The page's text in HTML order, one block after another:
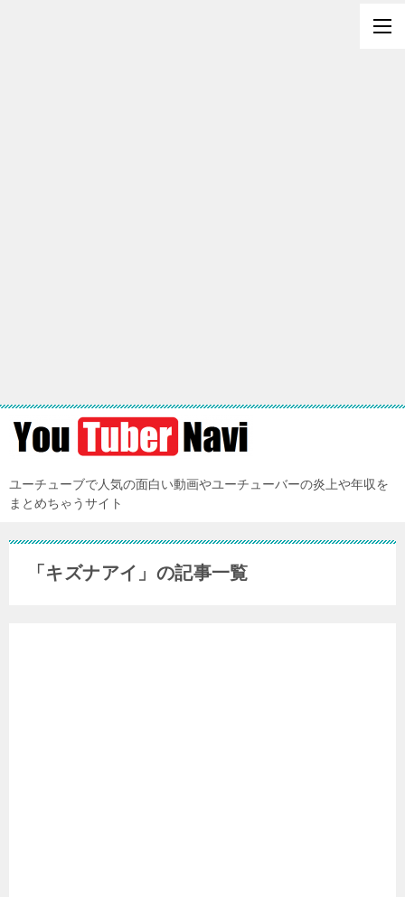
ユーチューブで人気の面白い動画やユーチューバーの炎上や年収を
まとめちゃうサイト
「キズナアイ」の記事一覧